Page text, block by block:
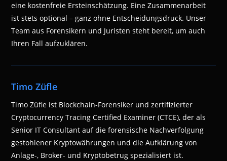
eine kostenfreie Ersteinschätzung. Eine Zusammenarbeit
ist stets optional – ganz ohne Entscheidungsdruck. Unser
Team aus Forensikern und Juristen steht bereit, um auch
Ihren Fall aufzuklären.
Timo Züfle
Timo Züfle ist Blockchain-Forensiker und zertifizierter
Cryptocurrency Tracing Certified Examiner (CTCE), der als
Senior IT Consultant auf die forensische Nachverfolgung
gestohlener Kryptowährungen und die Aufklärung von
Anlage-, Broker- und Kryptobetrug spezialisiert ist.